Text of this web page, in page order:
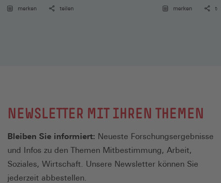
merken teilen merken
NEWSLETTER MIT IHREN THEMEN
Bleiben Sie informiert: Neueste Forschungsergebnisse
und Infos zu den Themen Mitbestimmung, Arbeit,
Soziales, Wirtschaft. Unsere Newsletter können Sie
jederzeit abbestellen.